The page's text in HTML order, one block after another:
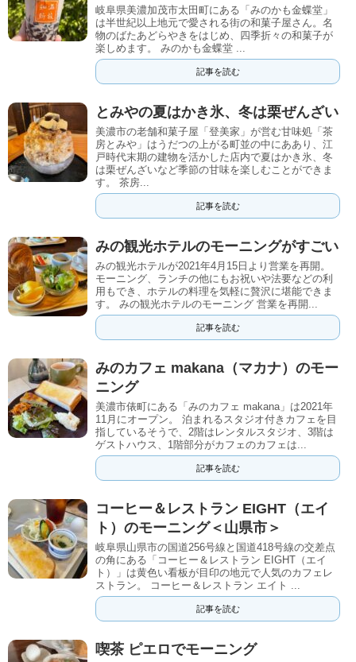
岐阜県美濃加茂市太田町にある「みのかも金蝶堂」
は半世紀以上地元で愛される街の和菓子屋さん。名
物のばたあどらやきをはじめ、四季折々の和菓子が
楽しめます。 みのかも金蝶堂 ...
記事を読む
とみやの夏はかき氷、冬は栗ぜんざい
美濃市の老舗和菓子屋「登美家」が営む甘味処「茶
房とみや」はうだつの上がる町並の中にああり、江
戸時代末期の建物を活かした店内で夏はかき氷、冬
は栗ぜんざいなど季節の甘味を楽しむことができま
す。 茶房...
記事を読む
みの観光ホテルのモーニングがすごい
みの観光ホテルが2021年4月15日より営業を再開。
モーニング、ランチの他にもお祝いや法要などの利
用もでき、ホテルの料理を気軽に贅沢に堪能できま
す。 みの観光ホテルのモーニング 営業を再開...
記事を読む
みのカフェ makana（マカナ）のモー
ニング
美濃市俵町にある「みのカフェ makana」は2021年
11月にオープン。 泊まれるスタジオ付きカフェを目
指しているそうで、2階はレンタルスタジオ、3階は
ゲストハウス、1階部分がカフェのカフェは...
記事を読む
コーヒー＆レストラン EIGHT（エイ
ト）のモーニング＜山県市＞
岐阜県山県市の国道256号線と国道418号線の交差点
の角にある「コーヒー＆レストラン EIGHT（エイ
ト）」は黄色い看板が目印の地元で人気のカフェレ
ストラン。 コーヒー＆レストラン エイト ...
記事を読む
喫茶 ピエロでモーニング